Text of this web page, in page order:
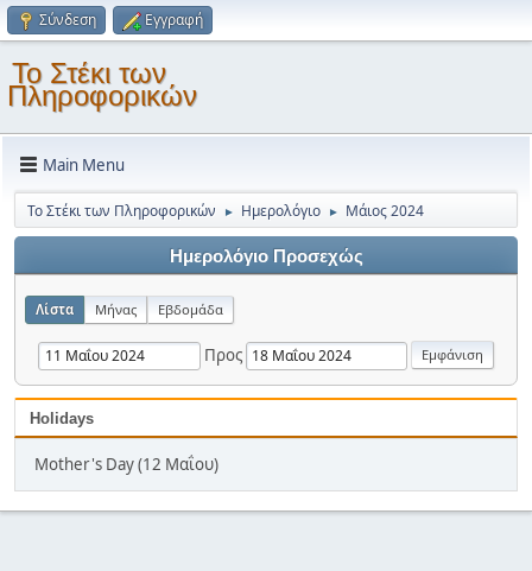
Σύνδεση Εγγραφή
Το Στέκι των
Πληροφορικών
Main Menu
Το Στέκι των Πληροφορικών ► Ημερολόγιο ► Μάιος 2024
Ημερολόγιο Προσεχώς
Λίστα Μήνας Εβδομάδα
Προς
Holidays
Mother's Day (12 Μαΐου)